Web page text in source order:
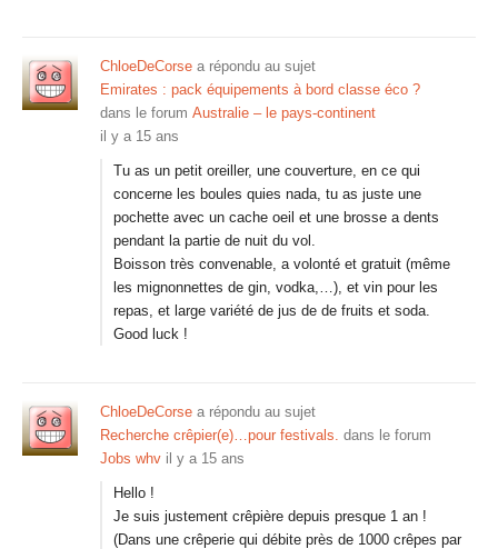
ChloeDeCorse a répondu au sujet
Emirates : pack équipements à bord classe éco ?
dans le forum Australie – le pays-continent
il y a 15 ans
Tu as un petit oreiller, une couverture, en ce qui
concerne les boules quies nada, tu as juste une
pochette avec un cache oeil et une brosse a dents
pendant la partie de nuit du vol.
Boisson très convenable, a volonté et gratuit (même
les mignonnettes de gin, vodka,…), et vin pour les
repas, et large variété de jus de de fruits et soda.
Good luck !
ChloeDeCorse a répondu au sujet
Recherche crêpier(e)…pour festivals. dans le forum
Jobs whv il y a 15 ans
Hello !
Je suis justement crêpière depuis presque 1 an !
(Dans une crêperie qui débite près de 1000 crêpes par